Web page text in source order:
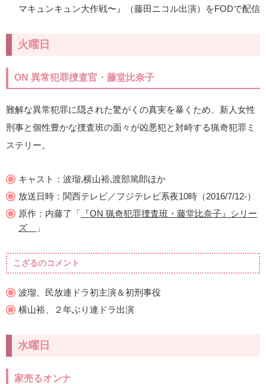
マキュンキュン大作戦〜』（藤田ニコル出演）をFODで配信
火曜日
ON 異常犯罪捜査官・藤堂比奈子
難解な異常犯罪に隠された驚がくの真実を暴くため、新人女性
刑事と個性豊かな捜査班の面々が凶悪犯と対峙する猟奇犯罪ミ
ステリー。
キャスト：波瑠,横山裕,渡部篤郎ほか
放送日時：関西テレビ／フジテレビ系夜10時（2016/7/12-）
原作：内藤了「 『ON 猟奇犯罪捜査班・藤堂比奈子』シリー
ズ
」
こざるのコメント
波瑠、民放連ドラ初主演＆初刑事役
横山裕、２年ぶり連ドラ出演
水曜日
家売るオンナ